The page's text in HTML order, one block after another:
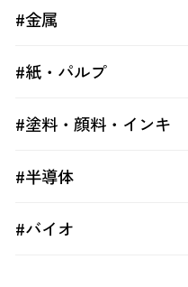
#金属
#紙・パルプ
#塗料・顔料・インキ
#半導体
#バイオ